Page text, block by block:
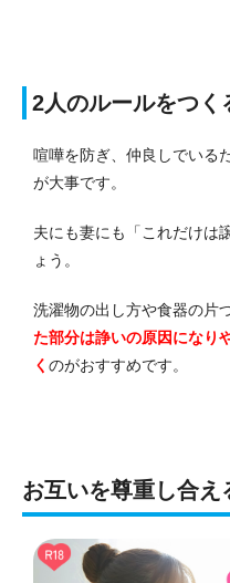
2人のルールをつく
喧嘩を防ぎ、仲良しでいる
が大事です。
夫にも妻にも「これだけは
ょう。
洗濯物の出し方や食器の片
た部分は諍いの原因になり
く のがおすすめです。
お互いを尊重し合え